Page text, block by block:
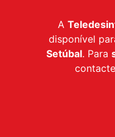
A
disponível
Setúbal. Para